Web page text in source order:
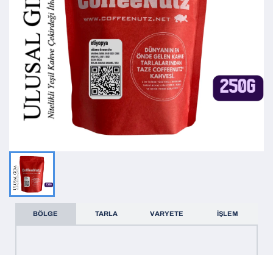
BÖLGE TARLA VARYETE İŞLEM